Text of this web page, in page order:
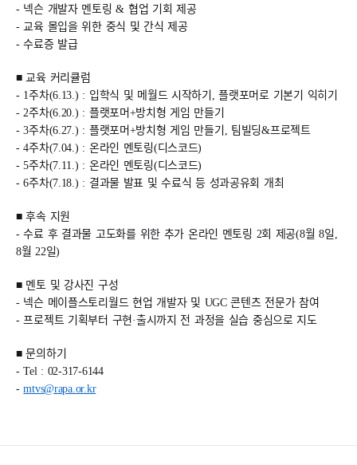
- 넥슨 개발자 멘토링 & 협업 기회 제공
- 교육 몰입을 위한 중식 및 간식 제공
-수료증 발급
■ 교육 커리큘럼
- 1주차(6.13.) : 입학식 및 메월드 시작하기, 플랫포머로 기본기 익히기
- 2주차(6.20.) : 플랫포머+방치형 게임 만들기
- 3주차(6.27.) : 플랫포머+방치형 게임 만들기, 팀빌딩&프로젝트
- 4주차(7.04.) : 온라인 멘토링(디스코드)
- 5주차(7.11.) : 온라인 멘토링(디스코드)
- 6주차(7.18.) : 결과물 발표 및 수료식 등 성과공유회 개최
■ 후속 지원
-수료 후 결과물 고도화를 위한 추가 온라인 멘토링 2회 제공(8월 8일,
8월 22일)
■ 멘토 및 강사진 구성
- 넥슨 메이플스토리월드 현업 개발자 및 UGC 콘텐츠 전문가 참여
- 프로젝트 기획부터 구현·출시까지 전 과정을 실습 중심으로 지도
■ 문의하기
- Tel : 02-317-6144
-mtvs@rapa.or.kr